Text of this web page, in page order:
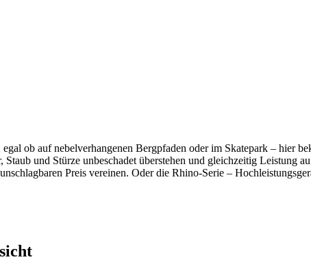
ob auf nebelverhangenen Bergpfaden oder im Skatepark – hier
Staub und Stürze unbeschadet überstehen und gleichzeitig
Preis vereinen. Oder die Rhino-Serie –